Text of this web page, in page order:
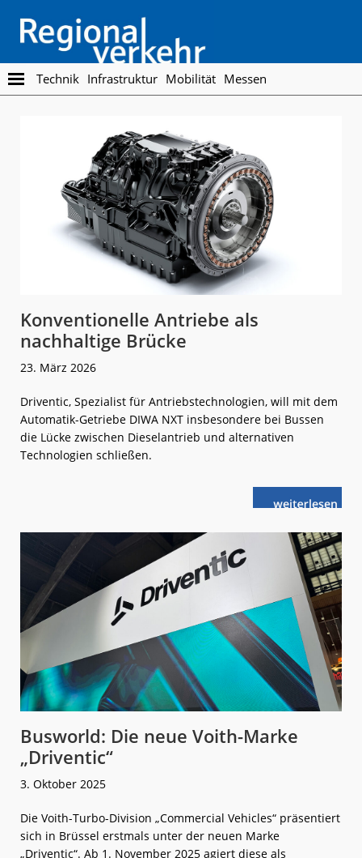
main
content
footer
Regionalverkehr
Die
Fachzeitschrift
Personennahverkehr
Technik Infrastruktur Mobilität Messen
Konventionelle Antriebe als
nachhaltige Brücke
23. März 2026
Driventic, Spezialist für Antriebstechnologien, will mit dem
Automatik-Getriebe DIWA NXT insbesondere bei Bussen
die Lücke zwischen Dieselantrieb und alternativen
Technologien schließen.
weiterlese
n
nachhaltige
Brücke
Busworld: Die neue Voith-Marke
„Driventic“
3. Oktober 2025
Die Voith-Turbo-Division „Commercial Vehicles“ präsentiert
sich in Brüssel erstmals unter der neuen Marke
„Driventic“. Ab 1. November 2025 agiert diese als